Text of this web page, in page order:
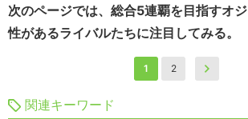
次のページでは、総合5連覇を目指すオ
性があるライバルたちに注目してみる。
1 2
関連キーワード